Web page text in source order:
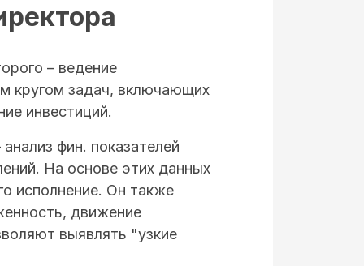
– ведение
кругом задач, включающих
инвестиций.
фин. показателей
На основе этих данных
исполнение. Он также
движение
выявлять "узкие